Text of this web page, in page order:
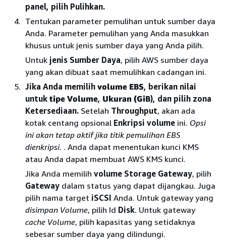
panel, pilih Pulihkan.
Tentukan parameter pemulihan untuk sumber daya
Anda. Parameter pemulihan yang Anda masukkan
khusus untuk jenis sumber daya yang Anda pilih.
Untuk jenis Sumber Daya, pilih AWS sumber daya
yang akan dibuat saat memulihkan cadangan ini.
Jika Anda memilih volume EBS, berikan nilai
untuk tipe Volume, Ukuran (GiB), dan pilih zona
Ketersediaan. Setelah Throughput, akan ada
kotak centang opsional Enkripsi volume ini. Opsi
ini akan tetap aktif jika titik pemulihan EBS
dienkripsi. . Anda dapat menentukan kunci KMS
atau Anda dapat membuat AWS KMS kunci.
Jika Anda memilih volume Storage Gateway, pilih
Gateway dalam status yang dapat dijangkau. Juga
pilih nama target iSCSI Anda. Untuk gateway yang
disimpan Volume, pilih Id Disk. Untuk gateway
cache Volume, pilih kapasitas yang setidaknya
sebesar sumber daya yang dilindungi.